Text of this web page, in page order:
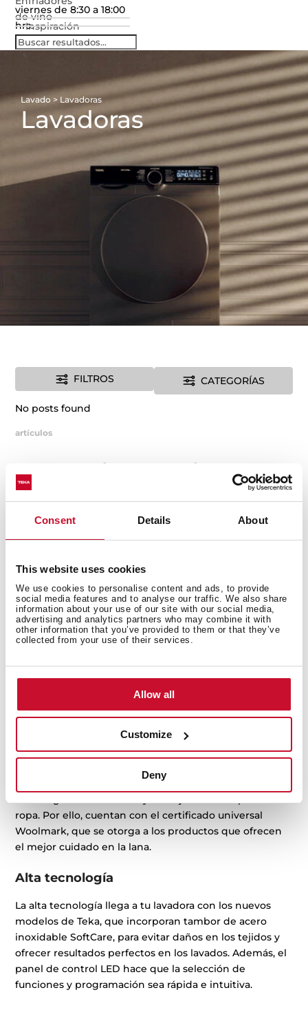
Consent Details About
This website uses cookies
We use cookies to personalise content and ads, to provide
social media features and to analyse our traffic. We also share
information about your use of our site with our social media,
advertising and analytics partners who may combine it with
other information that you’ve provided to them or that they’ve
collected from your use of their services.
Allow all
Customize
Deny
de vino
viernes de 8:30 a 18:00
hrs.Inspiración
Lavado > Lavadoras
Lavadoras
FILTROS CATEGORÍAS
No posts found
artículos
No Results Found
locate the post.
Cuidado de tu ropa y de tu entorno
La nueva gama de lavadoras Teka ha sido diseñada
ambiente. La evolución de nuestros productos hace
que las nuevas lavadoras Spa ofrezcan la mejor
clasificación energética, reduciendo el consumo
Certificado Woolmark
Las nuevas lavadoras de Teka de la gama Spa, ofrecen la
ropa. Por ello, cuentan con el certificado universal
Woolmark, que se otorga a los productos que ofrecen
el mejor cuidado en la lana.
Alta tecnología
La alta tecnología llega a tu lavadora con los nuevos
modelos de Teka, que incorporan tambor de acero
inoxidable SoftCare, para evitar daños en los tejidos y
ofrecer resultados perfectos en los lavados. Además, el
panel de control LED hace que la selección de
funciones y programación sea rápida e intuitiva.